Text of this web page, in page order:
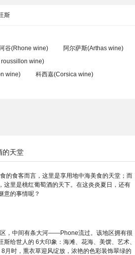
斯
谷(Rhone wine)
阿尔萨斯(Arthas wine)
wine)
wine)
科西嘉(Corsica wine)
的天堂
的食客而言，这里是享用地中海美食的天堂；而
里是桃红葡萄酒的天下。在这炎炎夏日，还有
意的事情呢？
，中间有条大河——Phone流过。该地区拥有很
给世人的 6大印象：海滩、花海、美馔、艺术、
月时，熏衣草迎风绽放，浓艳的色彩装饰翠绿的